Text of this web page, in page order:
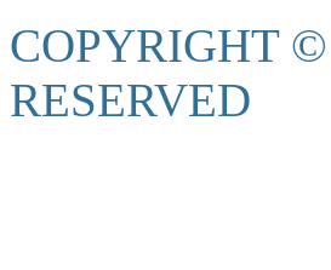
COPYRIGHT
RESERVED